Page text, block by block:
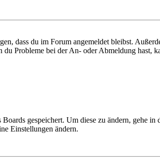
dass du im Forum angemeldet bleibst.
Probleme bei der An- oder Abmeldung hast,
gespeichert. Um diese zu ändern, gehe
Einstellungen ändern.